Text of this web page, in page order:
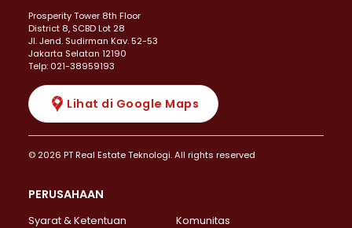
Prosperity Tower 8th Floor
District 8, SCBD Lot 28
JI. Jend. Sudirman Kav. 52-53
Jakarta Selatan 12190
Telp: 021-38959193
Lihat di Google Maps
© 2026 PT Real Estate Teknologi. All rights reserved
PERUSAHAAN
Syarat & Ketentuan
Komunitas